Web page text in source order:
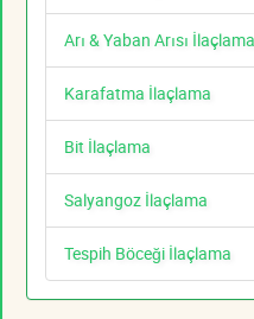
Arı & Yaban Arısı İlaçlama
Karafatma İlaçlama
Bit İlaçlama
Salyangoz İlaçlama
Tespih Böceği İlaçlama